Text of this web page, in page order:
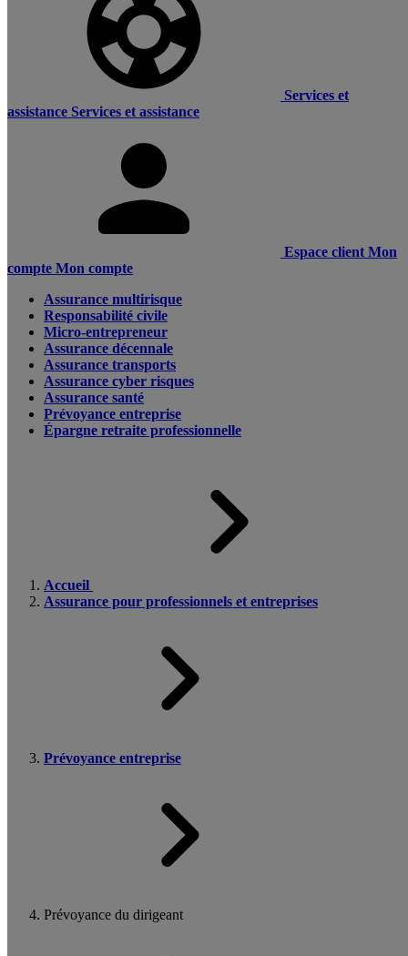
Services et
assistance Services et assistance
Espace client Mon
compte Mon compte
Assurance multirisque
Responsabilité civile
Micro-entrepreneur
Assurance décennale
Assurance transports
Assurance cyber risques
Assurance santé
Prévoyance entreprise
Épargne retraite professionnelle
Accueil
Assurance pour professionnels et entreprises
Prévoyance entreprise
Prévoyance du dirigeant